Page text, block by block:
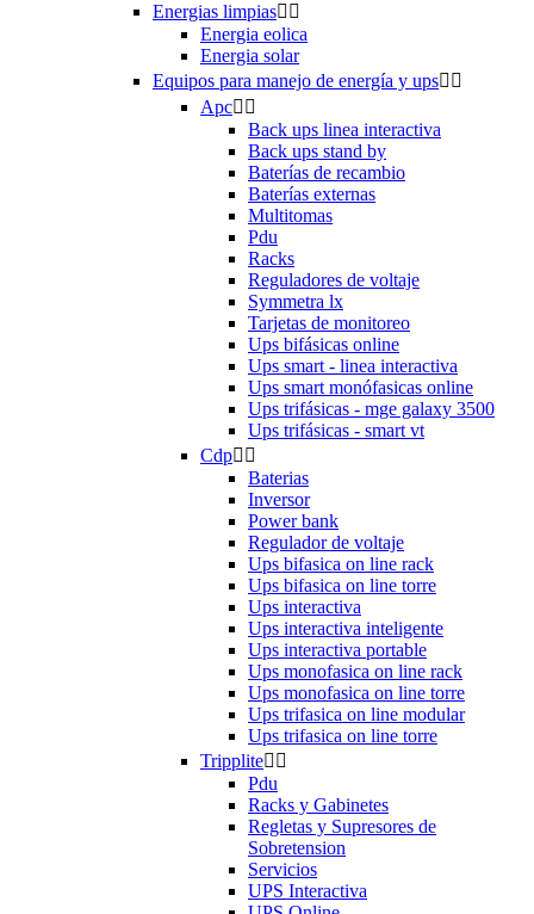
Energias limpias 
Energia eolica
Energia solar
Equipos para manejo de energía y ups 
Apc 
Back ups linea interactiva
Back ups stand by
Baterías de recambio
Baterías externas
Multitomas
Pdu
Racks
Reguladores de voltaje
Symmetra lx
Tarjetas de monitoreo
Ups bifásicas online
Ups smart - linea interactiva
Ups smart monófasicas online
Ups trifásicas - mge galaxy 3500
Ups trifásicas - smart vt
Cdp 
Baterias
Inversor
Power bank
Regulador de voltaje
Ups bifasica on line rack
Ups bifasica on line torre
Ups interactiva
Ups interactiva inteligente
Ups interactiva portable
Ups monofasica on line rack
Ups monofasica on line torre
Ups trifasica on line modular
Ups trifasica on line torre
Tripplite 
Pdu
Racks y Gabinetes
Regletas y Supresores de
Sobretension
Servicios
UPS Interactiva